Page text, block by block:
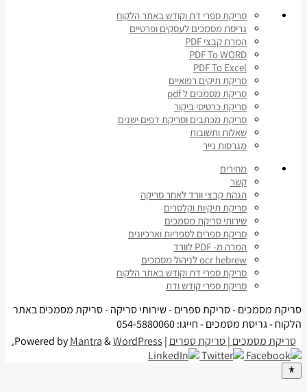
סריקת ספרי דת וקודש באתר הלקוח
גריסת מסמכים לעסקים ופרטיים
המרת קבצי PDF
PDF To WORD
PDF To Excel
סריקת תיקים רפואיים
סריקת מסמכים ל pdf
סריקת כרטיסי ביקור
סריקת מכתבים וסריקת דפים ישנים
שאלות ותשובות
מגרסות נייר
מחירים
קשר
הגהת קבצי וורד לאחר סריקה
סריקת תיקיות וקלסרים
שירותי סריקת מסמכים
סריקת ספרים לספריות וארכיונים
המרה מ- PDF לוורד
ocr hebrew לניהול מסמכים
סריקת ספרי דת וקודש באתר הלקוח
סריקת ספרי קודש ודת
סריקת מסמכים - סריקת ספרים - שירותי סריקה - סריקת מסמכים באתר
הלקוח - גריסת מסמכים - חייגו: 054-5880060
סריקת מסמכים | סריקת ספרים | Powered by
Mantra&WordPress.